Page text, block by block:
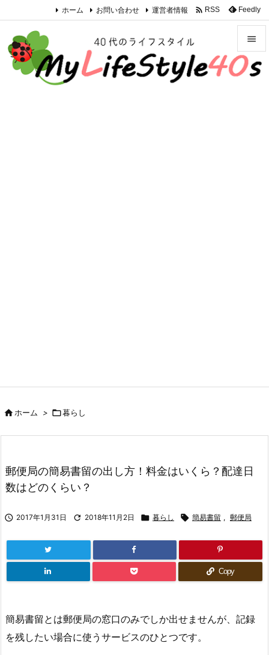


メニュ
ホーム お問い合わせ 運営者情報  RSS Feedly
ホーム > 暮らし
郵便局の簡易書留の出し方！料金はいくら？配達日
数はどのくらい？
 2017年1月31日  2018年11月2日  暮らし  簡易書留 , 郵便局
Copy
簡易書留とは郵便局の窓口のみでしか出せませんが、記録
を残したい場合に使うサービスのひとつです。